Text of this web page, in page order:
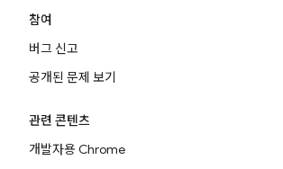
참여
버그 신고
공개된 문제 보기
관련 콘텐츠
개발자용 Chrome